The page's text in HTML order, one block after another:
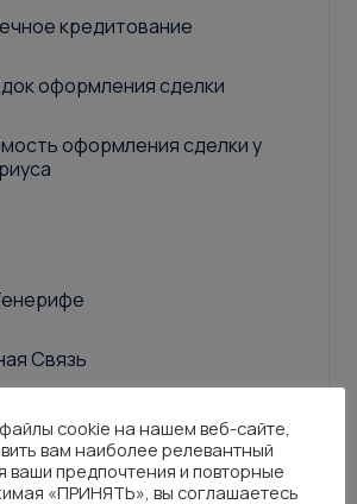
кредитование
оформления сделки
оформления сделки у
Связь
cookie на нашем веб-сайте,
вам наиболее релевантный
ваши предпочтения и повторные
«ПРИНЯТЬ», вы соглашаетесь